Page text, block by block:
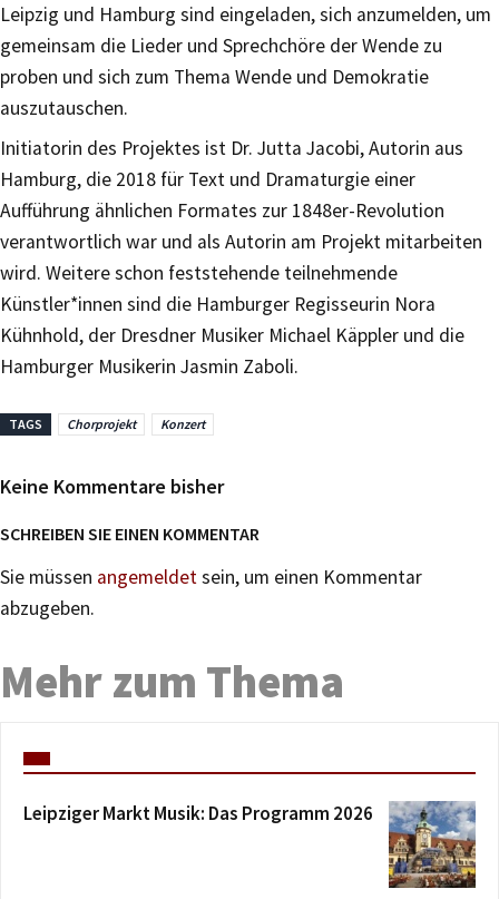
Leipzig und Hamburg sind eingeladen, sich anzumelden, um
gemeinsam die Lieder und Sprechchöre der Wende zu
proben und sich zum Thema Wende und Demokratie
auszutauschen.
Initiatorin des Projektes ist Dr. Jutta Jacobi, Autorin aus
Hamburg, die 2018 für Text und Dramaturgie einer
Aufführung ähnlichen Formates zur 1848er-Revolution
verantwortlich war und als Autorin am Projekt mitarbeiten
wird. Weitere schon feststehende teilnehmende
Künstler*innen sind die Hamburger Regisseurin Nora
Kühnhold, der Dresdner Musiker Michael Käppler und die
Hamburger Musikerin Jasmin Zaboli.
TAGS Chorprojekt Konzert
Keine Kommentare bisher
SCHREIBEN SIE EINEN KOMMENTAR
Sie müssen angemeldetsein, um einen Kommentar
abzugeben.
Mehr zum Thema
Leipziger Markt Musik: Das Programm 2026